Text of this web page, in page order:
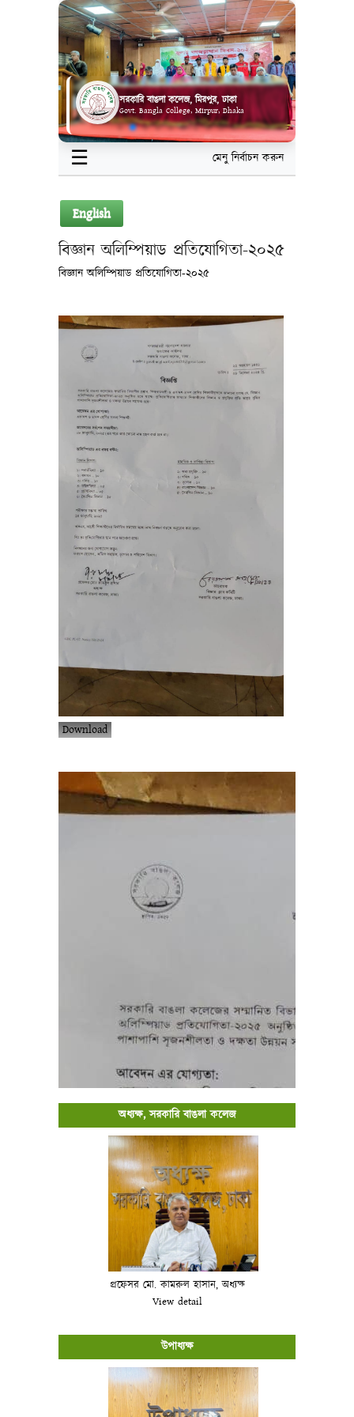
সরকারি বাঙলা কলেজ, মিরপুর, ঢাকা
Govt. Bangla College, Mirpur, Dhaka
☰ মেনু নির্বাচন করুন
English
বিজ্ঞান অলিম্পিয়াড প্রতিযোগিতা-২০২৫
বিজ্ঞান অলিম্পিয়াড প্রতিযোগিতা-২০২৫
Download
অধ্যক্ষ, সরকারি বাঙলা কলেজ
প্রফেসর মো. কামরুল হাসান, অধ্যক্ষ
View detail
উপাধ্যক্ষ